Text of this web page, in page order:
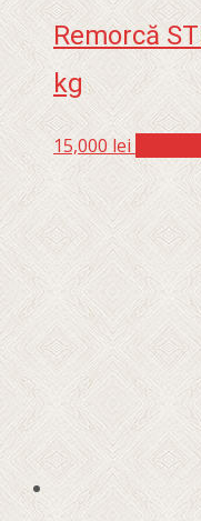
Remorcă
kg
15,000lei